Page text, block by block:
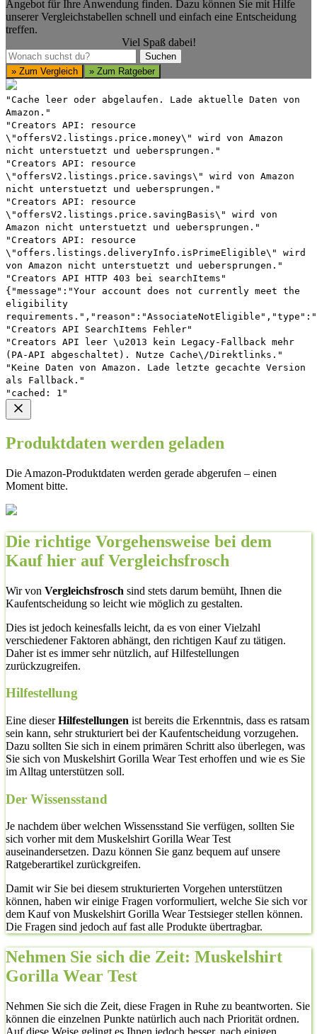
Angebot für Ihre Anwendung finden. Dazu können Sie mit Hilfe
unserer Vergleichstabellen schnell und einfach eine Entscheidung
treffen.
Viel Spaß dabei!
Suchen
Suchen
» Zum Vergleich
» Zum Ratgeber
"Cache leer oder abgelaufen. Lade aktuelle Daten von
Amazon."
"Creators API: resource
\"offersV2.listings.price.money\" wird von Amazon
nicht unterstuetzt und uebersprungen."
"Creators API: resource
\"offersV2.listings.price.savings\" wird von Amazon
nicht unterstuetzt und uebersprungen."
"Creators API: resource
\"offersV2.listings.price.savingBasis\" wird von
Amazon nicht unterstuetzt und uebersprungen."
"Creators API: resource
\"offers.listings.deliveryInfo.isPrimeEligible\" wird
von Amazon nicht unterstuetzt und uebersprungen."
"Creators API HTTP 403 bei searchItems"
{"message":"Your account does not currently meet the
eligibility
"Creators API SearchItems Fehler"
"Creators API leer \u2013 kein Legacy-Fallback mehr
(PA-API abgeschaltet). Nutze Cache\/Direktlinks."
"Keine Daten von Amazon. Lade letzte gecachte Version
als Fallback."
"cached: 1"
Produktdaten werden geladen
Die Amazon-Produktdaten werden gerade abgerufen – einen
Moment bitte.
Die richtige Vorgehensweise bei dem
Kauf hier auf Vergleichsfrosch
Wir von Vergleichsfrosch sind stets darum bemüht, Ihnen die
Kaufentscheidung so leicht wie möglich zu gestalten.
Dies ist jedoch keinesfalls leicht, da es von einer Vielzahl
verschiedener Faktoren abhängt, den richtigen Kauf zu tätigen.
Daher ist es immer sehr nützlich, auf Hilfestellungen
zurückzugreifen.
Hilfestellung
Eine dieserHilfestellungen ist bereits die Erkenntnis, dass es ratsam
sein kann, sehr strukturiert bei der Kaufentscheidung vorzugehen.
Dazu sollten Sie sich in einem primären Schritt also überlegen, was
Sie sich von Muskelshirt Gorilla Wear Test erhoffen und wie es Sie
im Alltag unterstützen soll.
Der Wissensstand
Je nachdem über welchen Wissensstand Sie verfügen, sollten Sie
sich vorher mit dem Muskelshirt Gorilla Wear Test
auseinandersetzen. Dazu können Sie ganz bequem auf unsere
Ratgeberartikel zurückgreifen.
Damit wir Sie bei diesem strukturierten Vorgehen unterstützen
können, haben wir einige Fragen vorformuliert, welche Sie sich vor
dem Kauf von Muskelshirt Gorilla Wear Testsieger stellen können.
Die Fragen sind jedoch auf fast alle Produkte übertragbar.
Nehmen Sie sich die Zeit: Muskelshirt
Gorilla Wear Test
Nehmen Sie sich die Zeit, diese Fragen in Ruhe zu beantworten. Sie
können die einzelnen Punkte natürlich auch nach Priorität ordnen.